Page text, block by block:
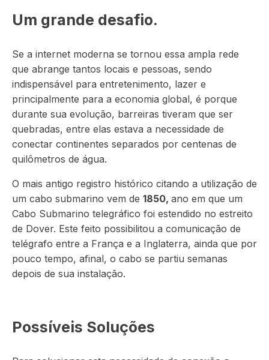
Um grande desafio.
Se a internet moderna se tornou essa ampla rede
que abrange tantos locais e pessoas, sendo
indispensável para entretenimento, lazer e
principalmente para a economia global, é porque
durante sua evolução, barreiras tiveram que ser
quebradas, entre elas estava a necessidade de
conectar continentes separados por centenas de
quilômetros de água.
O mais antigo registro histórico citando a utilização de
um cabo submarino vem de 1850, ano em que um
Cabo Submarino telegráfico foi estendido no estreito
de Dover. Este feito possibilitou a comunicação de
telégrafo entre a França e a Inglaterra, ainda que por
pouco tempo, afinal, o cabo se partiu semanas
depois de sua instalação.
Possíveis Soluções